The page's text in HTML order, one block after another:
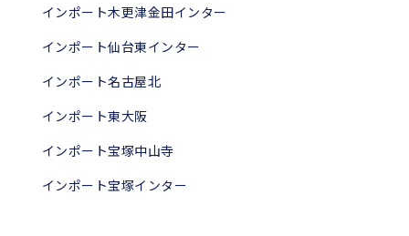
インポート木更津金田インター
インポート仙台東インター
インポート名古屋北
インポート東大阪
インポート宝塚中山寺
インポート宝塚インター